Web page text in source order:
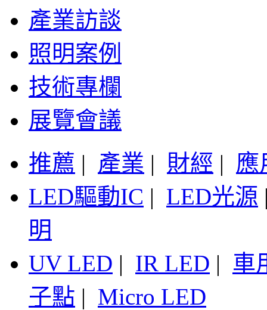
產業訪談
照明案例
技術專欄
展覽會議
推薦 | 產業 | 財經 | 應
LED驅動IC | LED光源
明
UV LED | IR LED | 車
子點 | Micro LED